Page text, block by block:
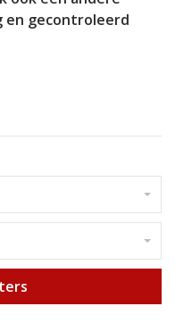
en gecontroleerd